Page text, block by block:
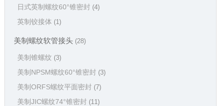
日式英制螺纹60°锥密封 (4)
英制铰接体 (1)
美制螺纹软管接头 (28)
美制锥螺纹 (3)
美制NPSM螺纹60°锥密封 (3)
美制ORFS螺纹平面密封 (7)
美制JIC螺纹74°锥密封 (11)